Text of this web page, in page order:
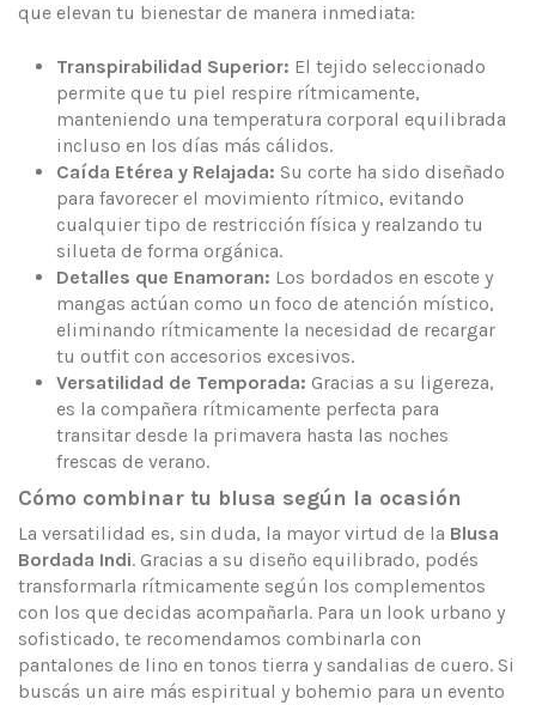
que elevan tu bienestar de manera inmediata:
Transpirabilidad Superior: El tejido seleccionado
permite que tu piel respire rítmicamente,
manteniendo una temperatura corporal equilibrada
incluso en los días más cálidos.
Caída Etérea y Relajada: Su corte ha sido diseñado
para favorecer el movimiento rítmico, evitando
cualquier tipo de restricción física y realzando tu
silueta de forma orgánica.
Detalles que Enamoran: Los bordados en escote y
mangas actúan como un foco de atención místico,
eliminando rítmicamente la necesidad de recargar
tu outfit con accesorios excesivos.
Versatilidad de Temporada: Gracias a su ligereza,
es la compañera rítmicamente perfecta para
transitar desde la primavera hasta las noches
frescas de verano.
Cómo combinar tu blusa según la ocasión
La versatilidad es, sin duda, la mayor virtud de la Blusa
Bordada Indi. Gracias a su diseño equilibrado, podés
transformarla rítmicamente según los complementos
con los que decidas acompañarla. Para un look urbano y
sofisticado, te recomendamos combinarla con
pantalones de lino en tonos tierra y sandalias de cuero. Si
buscás un aire más espiritual y bohemio para un evento